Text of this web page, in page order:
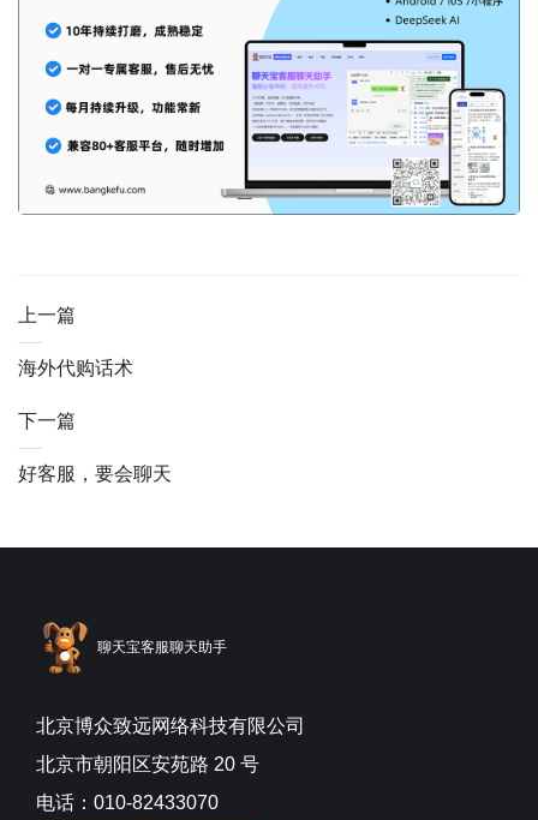
上一篇
海外代购话术
下一篇
好客服，要会聊天
聊天宝客服聊天助手
北京博众致远网络科技有限公司
北京市朝阳区安苑路 20 号
电话：010-82433070